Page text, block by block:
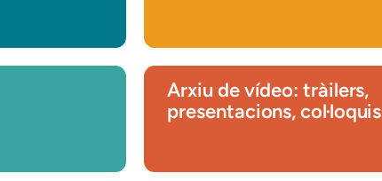
Arxiu de vídeo: tràilers,
presentacions, col·loquis